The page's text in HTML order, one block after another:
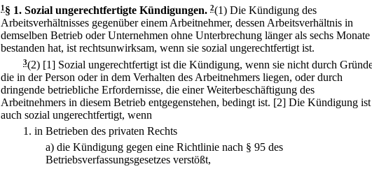
1§ 1. Sozial ungerechtfertigte Kündigungen. 2(1) Die Kündigung des
Arbeitsverhältnisses gegenüber einem Arbeitnehmer, dessen Arbeitsverhältnis in
demselben Betrieb oder Unternehmen ohne Unterbrechung länger als sechs Monate
bestanden hat, ist rechtsunwirksam, wenn sie sozial ungerechtfertigt ist.
3(2) [1] Sozial ungerechtfertigt ist die Kündigung, wenn sie nicht durch
die in der Person oder in dem Verhalten des Arbeitnehmers liegen, oder durch
dringende betriebliche Erfordernisse, die einer Weiterbeschäftigung des
Arbeitnehmers in diesem Betrieb entgegenstehen, bedingt ist. [2] Die Kündigung ist
auch sozial ungerechtfertigt, wenn
1. in Betrieben des privaten Rechts
a) die Kündigung gegen eine Richtlinie nach § 95 des
Betriebsverfassungsgesetzes verstößt,